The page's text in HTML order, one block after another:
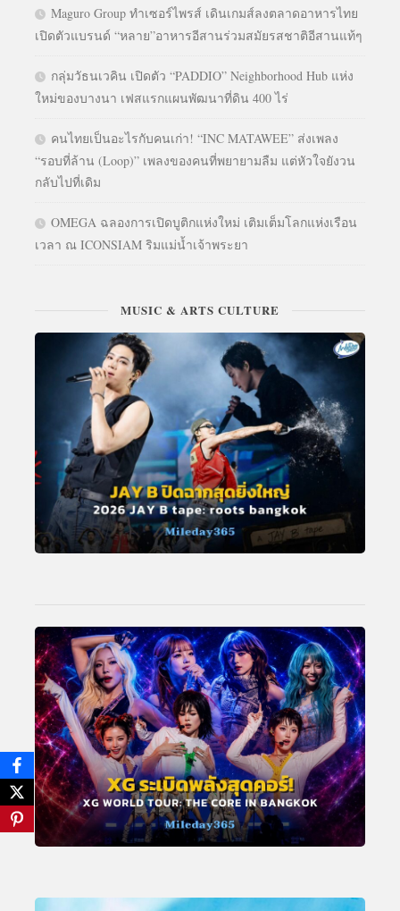
Maguro Group ทำเซอร์ไพรส์ เดินเกมส์ลงตลาดอาหารไทย
เปิดตัวแบรนด์ “หลาย”อาหารอีสานร่วมสมัยรสชาติอีสานแท้ๆ
กลุ่มวัธนเวคิน เปิดตัว “PADDIO” Neighborhood Hub แห่ง
ใหม่ของบางนา เฟสแรกแผนพัฒนาที่ดิน 400 ไร่
คนไทยเป็นอะไรกับคนเก่า! “INC MATAWEE” ส่งเพลง
“รอบที่ล้าน (Loop)” เพลงของคนที่พยายามลืม แต่หัวใจยังวน
กลับไปที่เดิม
OMEGA ฉลองการเปิดบูติกแห่งใหม่ เติมเต็มโลกแห่งเรือน
เวลา ณ ICONSIAM ริมแม่น้ำเจ้าพระยา
MUSIC & ARTS CULTURE